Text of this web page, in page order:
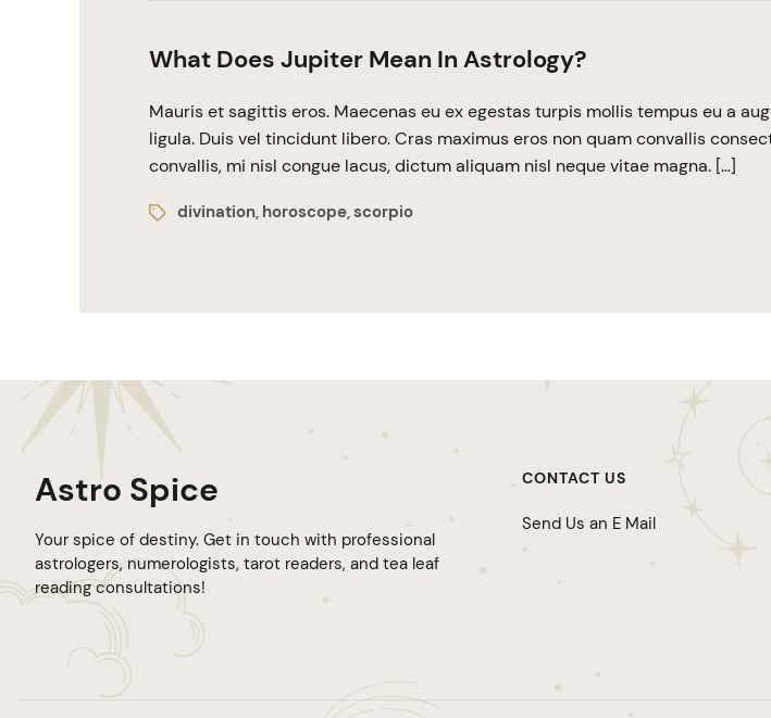
What Does Jupiter Mean In Astrology?
Mauris et sagittis eros. Maecenas eu ex egestas turpis mollis tempus eu a
ligula. Duis vel tincidunt libero. Cras maximus eros non quam convallis
convallis, mi nisl congue lacus, dictum aliquam nisl neque vitae magna. […]
divination, horoscope,scorpio
Astro Spice
Your spice of destiny. Get in touch with professional
astrologers, numerologists, tarot readers, and tea leaf
reading consultations!
CONTACT US
Send Us an E Mail